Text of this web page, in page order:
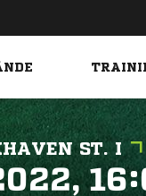
ST. I
